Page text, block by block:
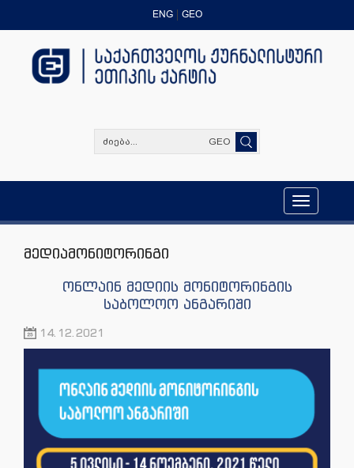
ENG GEO
GEO
Toggle
navigation
მედიამონიტორინგი
ონლაინ მედიის მონიტორინგის
საბოლოო ანგარიში
14.12.2021